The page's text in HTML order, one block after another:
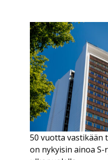
50 vuotta vastikään
on nykyisin ainoa